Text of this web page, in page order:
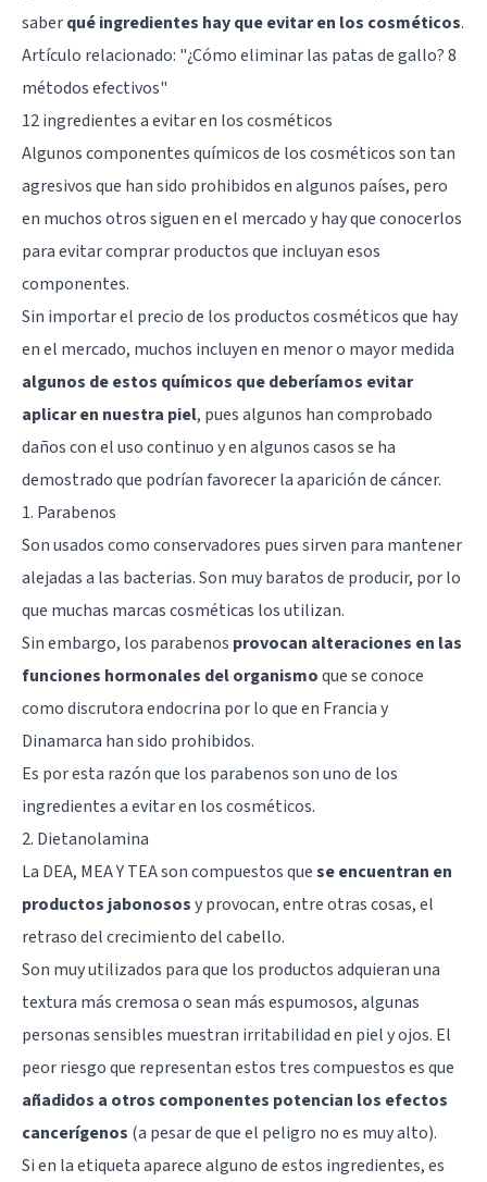
saberqué ingredientes hay que evitar en los cosméticos.
Artículo relacionado: "¿Cómo eliminar las patas de gallo? 8
métodos efectivos"
12 ingredientes a evitar en los cosméticos
Algunos componentes químicos de los cosméticos son tan
agresivos que han sido prohibidos en algunos países, pero
en muchos otros siguen en el mercado y hay que conocerlos
para evitar comprar productos que incluyan esos
componentes.
Sin importar el precio de los productos cosméticos que hay
en el mercado, muchos incluyen en menor o mayor medida
algunos de estos químicos que deberíamos evitar
aplicar en nuestra piel, pues algunos han comprobado
daños con el uso continuo y en algunos casos se ha
demostrado que podrían favorecer la aparición de cáncer.
1. Parabenos
Son usados como conservadores pues sirven para mantener
alejadas a las bacterias. Son muy baratos de producir, por lo
que muchas marcas cosméticas los utilizan.
Sin embargo, los parabenos provocan alteraciones en las
funciones hormonales del organismoque se conoce
como discrutora endocrina por lo que en Francia y
Dinamarca han sido prohibidos.
Es por esta razón que los parabenos son uno de los
ingredientes a evitar en los cosméticos.
2. Dietanolamina
La DEA, MEA Y TEA son compuestos quese encuentran en
productos jabonososy provocan, entre otras cosas, el
retraso del crecimiento del cabello.
Son muy utilizados para que los productos adquieran una
textura más cremosa o sean más espumosos, algunas
personas sensibles muestran irritabilidad en piel y ojos. El
peor riesgo que representan estos tres compuestos es que
añadidos a otros componentes potencian los efectos
cancerígenos (a pesar de que el peligro no es muy alto).
Si en la etiqueta aparece alguno de estos ingredientes, es